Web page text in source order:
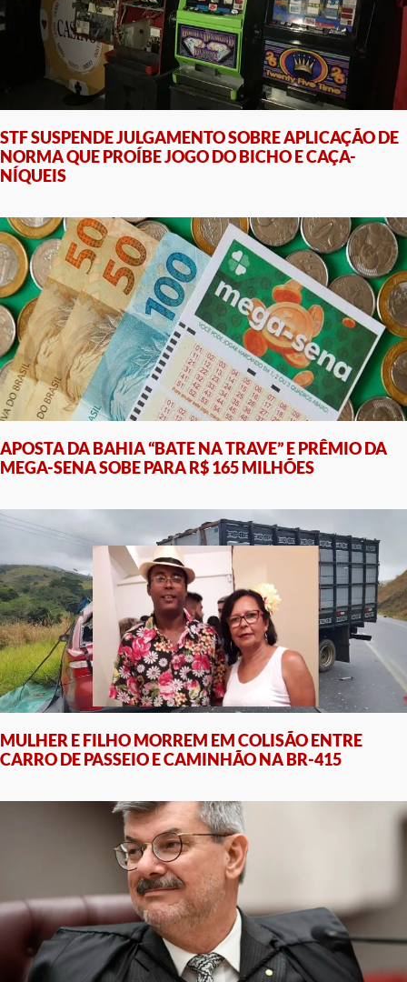
STF SUSPENDE JULGAMENTO SOBRE APLICAÇÃO DE
NORMA QUE PROÍBE JOGO DO BICHO E CAÇA-
NÍQUEIS
APOSTA DA BAHIA “BATE NA TRAVE” E PRÊMIO DA
MEGA-SENA SOBE PARA R$ 165 MILHÕES
MULHER E FILHO MORREM EM COLISÃO ENTRE
CARRO DE PASSEIO E CAMINHÃO NA BR-415